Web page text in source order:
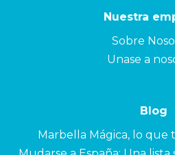
Nuestra
Sobre
Unase a
Blog
Marbella Mágica, lo que